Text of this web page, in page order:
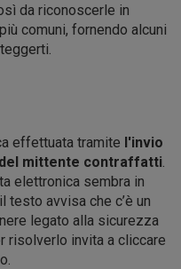
da riconoscerle in
comuni, fornendo alcuni
effettuata tramite l'invio
mittente contraffatti.
elettronica sembra in
testo avvisa che c’è un
legato alla sicurezza
risolverlo invita a cliccare